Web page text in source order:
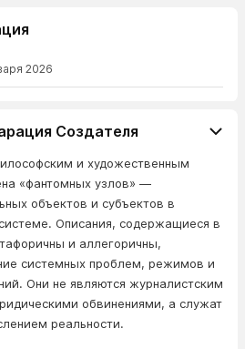
2026
Создателя
и художественным
«фантомных узлов» —
объектов и субъектов в
Описания, содержащиеся в
и аллегоричны,
системных проблем, режимов и
Они не являются журналистским
обвинениями, а служат
реальности.